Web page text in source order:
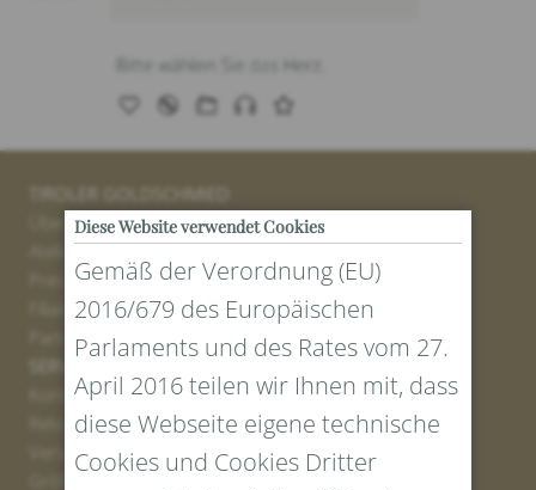
TIROLER GOLDSCHMIED
Über uns
Atelier
Presse
Filialen
Partner
SERVICE
Kontakt
Retourenportal
Versand
Diese Website verwendet Cookies
Gemäß der Verordnung (EU)
2016/679 des Europäischen
Parlaments und des Rates vom 27.
April 2016 teilen wir Ihnen mit, dass
diese Webseite eigene technische
Cookies und Cookies Dritter